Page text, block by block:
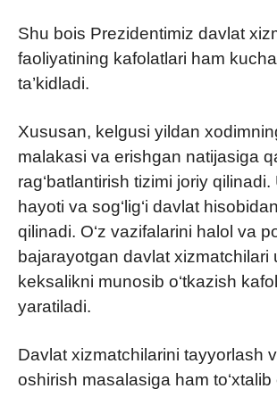
Shu bois Prezidentimiz davlat
faoliyatining kafolatlari ham
ta’kidladi.
Xususan, kelgusi yildan
malakasi va erishgan natijasiga
rag‘batlantirish tizimi joriy qilinadi.
hayoti va sog‘lig‘i davlat
qilinadi. O‘z vazifalarini halol va
bajarayotgan davlat xizmatchilari
keksalikni munosib o‘tkazish
yaratiladi.
Davlat xizmatchilarini tayyorlash
oshirish masalasiga ham to‘xtalib